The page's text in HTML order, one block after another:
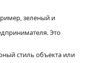
зеленый и
Это
стиль объекта или